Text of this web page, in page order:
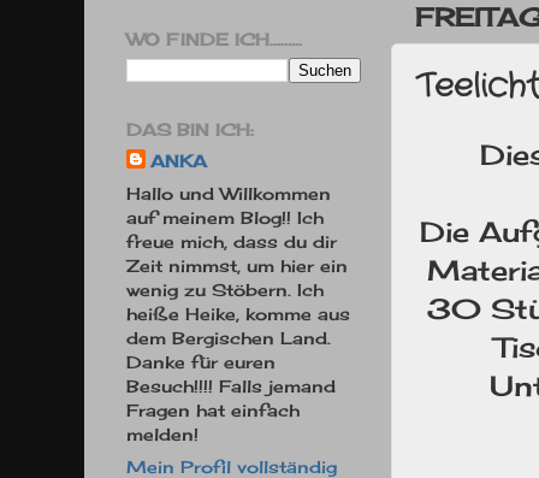
Die
30
WO FINDE ICH.........
DAS BIN ICH:
ANKA
Hallo und Willkommen
auf meinem Blog!! Ich
freue mich, dass du dir
Zeit nimmst, um hier ein
wenig zu Stöbern. Ich
heiße Heike, komme aus
dem Bergischen Land.
Danke für euren
Besuch!!!! Falls jemand
Fragen hat einfach
melden!
Mein Profil vollständig